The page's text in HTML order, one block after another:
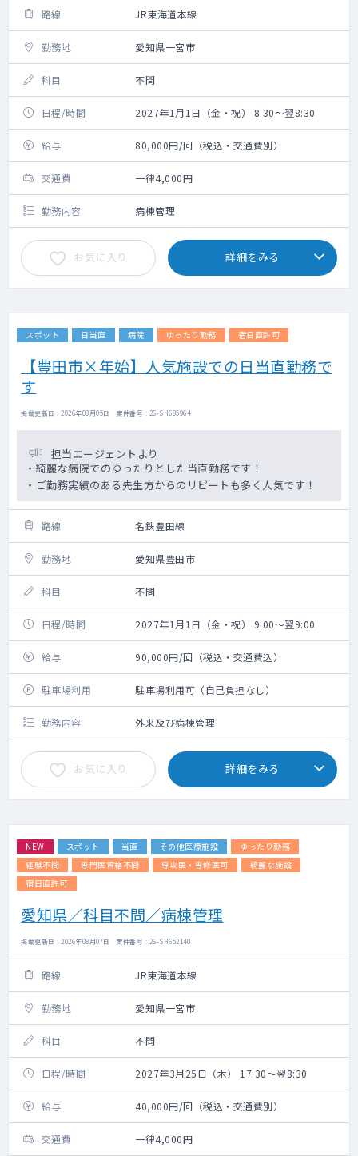
路線 JR東海道本線
勤務地 愛知県一宮市
科目 不問
日程/時間 2027年1月1日（金・祝） 8:30～翌8:30
給与 80,000円/回（税込・交通費別）
交通費 一律4,000円
勤務内容 病棟管理
お気に入り 詳細をみる
スポット 日当直 病院 ゆったり勤務 宿日直許可
【豊田市×年始】人気施設での日当直勤務で
す
掲載更新日 : 2026年08月05日 案件番号 : 26-SH605964
担当エージェントより
・綺麗な病院でのゆったりとした当直勤務です！
・ご勤務実績のある先生方からのリピートも多く人気です！
路線 名鉄豊田線
勤務地 愛知県豊田市
科目 不問
日程/時間 2027年1月1日（金・祝） 9:00～翌9:00
給与 90,000円/回（税込・交通費込）
駐車場利用 駐車場利用可（自己負担なし）
勤務内容 外来及び病棟管理
お気に入り 詳細をみる
NEW スポット 当直 その他医療施設
ゆったり勤務
経験不問
専門医資格不問 専攻医・専修医可
綺麗な施設
宿日直許可
愛知県／科目不問／病棟管理
掲載更新日 : 2026年08月07日 案件番号 : 26-SH652140
路線 JR東海道本線
勤務地 愛知県一宮市
科目 不問
日程/時間 2027年3月25日（木） 17:30～翌8:30
給与 40,000円/回（税込・交通費別）
交通費 一律4,000円